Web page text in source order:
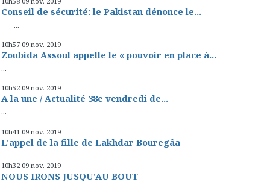
Conseil de sécurité: le Pakistan dénonce le...
...
10h57 09 nov. 2019
Zoubida Assoul appelle le « pouvoir en place à...
...
10h52 09 nov. 2019
A la une / Actualité 38e vendredi de...
...
10h41 09 nov. 2019
L'appel de la fille de Lakhdar Bouregâa
10h32 09 nov. 2019
NOUS IRONS JUSQU'AU BOUT